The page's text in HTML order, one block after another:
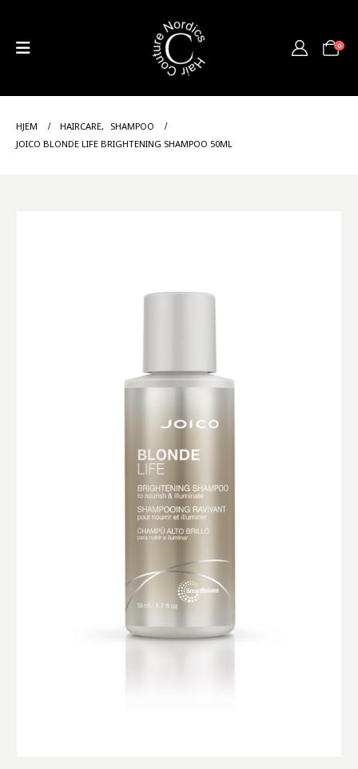
0
HJEM HAIRCARE,
SHAMPOO
JOICO BLONDE LIFE BRIGHTENING SHAMPOO 50ML